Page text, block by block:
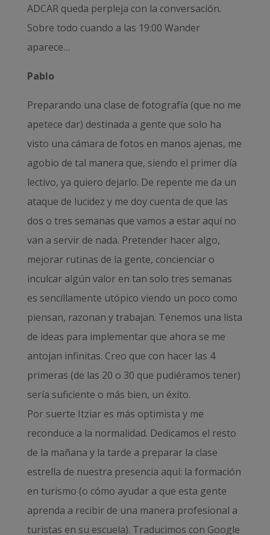
ADCAR queda perpleja con la conversación.
Sobre todo cuando a las 19:00 Wander
aparece…
Pablo
Preparando una clase de fotografía (que no me
apetece dar) destinada a gente que solo ha
visto una cámara de fotos en manos ajenas, me
agobio de tal manera que, siendo el primer día
lectivo, ya quiero dejarlo. De repente me da un
ataque de lucidez y me doy cuenta de que las
dos o tres semanas que vamos a estar aquí no
van a servir de nada. Pretender hacer algo,
mejorar rutinas de la gente, concienciar o
inculcar algún valor en tan solo tres semanas
es sencillamente utópico viendo un poco como
piensan, razonan y trabajan. Tenemos una lista
de ideas para implementar que ahora se me
antojan infinitas. Creo que con hacer las 4
primeras (de las 20 o 30 que pudiéramos tener)
sería suficiente o más bien, un éxito.
Por suerte Itziar es más optimista y me
reconduce a la normalidad. Dedicamos el resto
de la mañana y la tarde a preparar la clase
estrella de nuestra presencia aquí: la formación
en turismo (o cómo ayudar a que esta gente
aprenda a recibir de una manera profesional a
turistas en su escuela). Traducimos con Google